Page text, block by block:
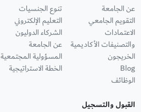
عن الجامعة
التقويم الجامعي
الاعتمادات
والتصنيفات الأكاديمية
الخريجون
Blog
الوظائف
تنوع الجنسيات
التعليم الإلكتروني
الشركاء الدوليون
عن الجامعة
المسؤولية المجتمعية
الخطة الاستراتيجية
القبول والتسجيل